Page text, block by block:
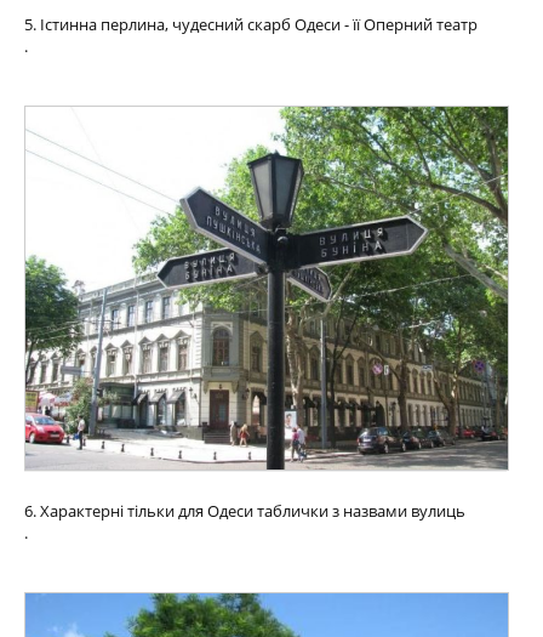
5. Істинна перлина, чудесний скарб Одеси - її Оперний театр
.
6. Характерні тільки для Одеси таблички з назвами вулиць
.